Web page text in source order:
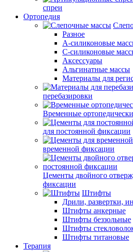
спреи
Ортопедия
Разное
А-силиконовые
С-силиконовые
Аксессуары
Альгинатные массы
Материалы для
перебазировки
Временные
для постоянной фиксации
временной фиксации
Цементы двойного
фиксации
Штифты
Дрили, развертки,
Штифты анкерные
Штифты беззольные
Штифты
Штифты титановые
Терапия